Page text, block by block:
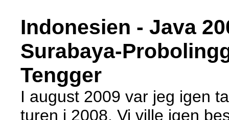
Indonesien - Java
Surabaya-
Tengger
I august 2009 var jeg igen
turen i 2008. Vi ville igen